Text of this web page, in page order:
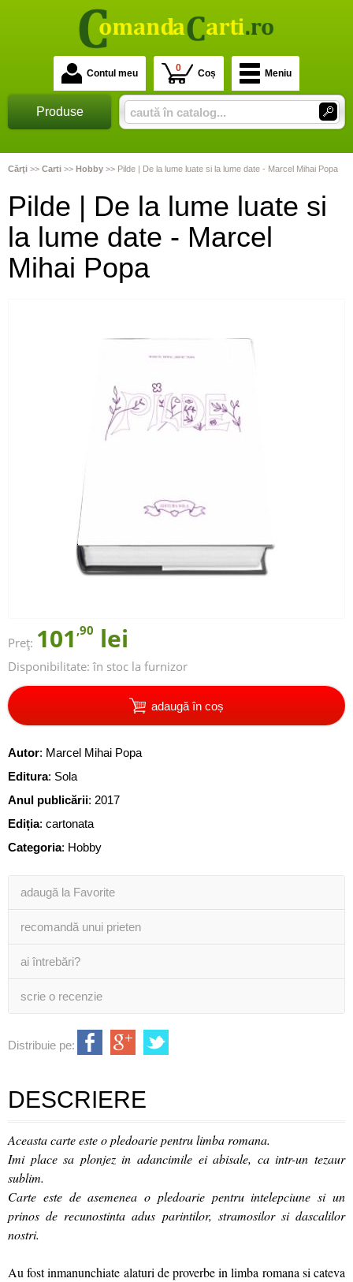
Contul meu 0 Coș Meniu
Produse
Cărţi >> Carti >> Hobby >> Pilde | De la lume luate si la lume date - Marcel Mihai Popa
Pilde | De la lume luate si
la lume date - Marcel
Mihai Popa
Preț: 101 ,90 lei
Disponibilitate: în stoc la furnizor
adaugă în coș
Autor: Marcel Mihai Popa
Editura: Sola
Anul publicării: 2017
Ediția: cartonata
Categoria: Hobby
adaugă la Favorite
recomandă unui prieten
ai întrebări?
scrie o recenzie
Distribuie pe:
DESCRIERE
Aceasta carte este o pledoarie pentru limba romana.
Imi place sa plonjez in adancimile ei abisale, ca intr-un tezaur
sublim.
Carte este de asemenea o pledoarie pentru intelepciune si un
prinos de recunostinta adus parintilor, stramosilor si dascalilor
nostri.
Au fost inmanunchiate alaturi de proverbe in limba romana si cateva